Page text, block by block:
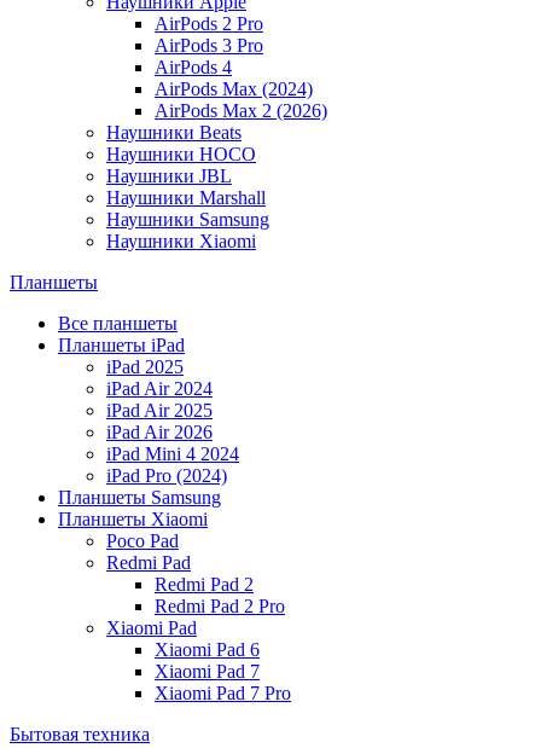
AirPods 2 Pro
AirPods 3 Pro
AirPods 4
AirPods Max (2024)
AirPods Max 2 (2026)
Наушники Beats
Наушники HOCO
Наушники JBL
Наушники Marshall
Наушники Samsung
Наушники Xiaomi
Планшеты
Все планшеты
Планшеты iPad
iPad 2025
iPad Air 2024
iPad Air 2025
iPad Air 2026
iPad Mini 4 2024
iPad Pro (2024)
Планшеты Samsung
Планшеты Xiaomi
Poco Pad
Redmi Pad
Redmi Pad 2
Redmi Pad 2 Pro
Xiaomi Pad
Xiaomi Pad 6
Xiaomi Pad 7
Xiaomi Pad 7 Pro
Бытовая техника